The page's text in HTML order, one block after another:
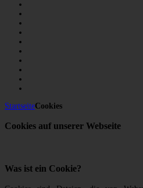
StartseiteCookies
Cookies auf unserer Webseite
Was ist ein Cookie?